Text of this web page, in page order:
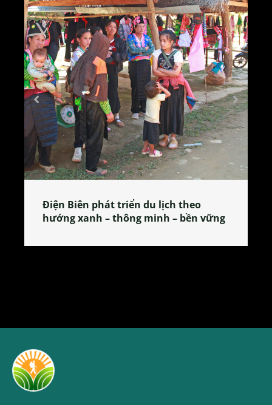
Làng làm bánh tẻ Phú Nhi – nơi lan
tỏa đặc sản xứ Đoài